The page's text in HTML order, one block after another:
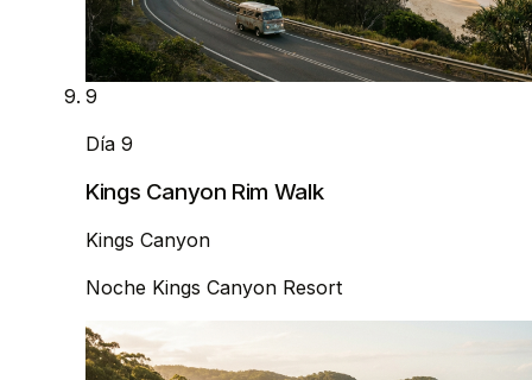
9
Día 9
Kings Canyon Rim Walk
Kings Canyon
Noche Kings Canyon Resort